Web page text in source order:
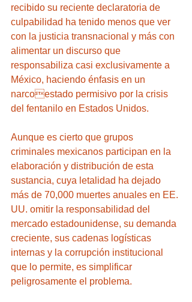
recibido su reciente declaratoria de
culpabilidad ha tenido menos que ver
con la justicia transnacional y más con
alimentar un discurso que
responsabiliza casi exclusivamente a
México, haciendo énfasis en un
narcoestado permisivo por la crisis
del fentanilo en Estados Unidos.
Aunque es cierto que grupos
criminales mexicanos participan en la
elaboración y distribución de esta
sustancia, cuya letalidad ha dejado
más de 70,000 muertes anuales en EE.
UU. omitir la responsabilidad del
mercado estadounidense, su demanda
creciente, sus cadenas logísticas
internas y la corrupción institucional
que lo permite, es simplificar
peligrosamente el problema.